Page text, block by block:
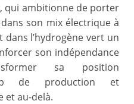
qui ambitionne de porter
son mix électrique à
dans l’hydrogène vert un
son indépendance
sa position
de production et
et au-delà.